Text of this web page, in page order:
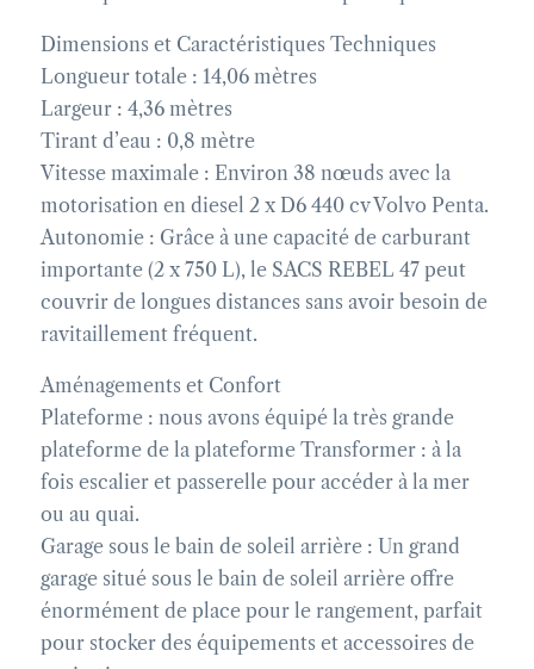
Dimensions et Caractéristiques Techniques
Longueur totale : 14,06 mètres
Largeur : 4,36 mètres
Tirant d’eau : 0,8 mètre
Vitesse maximale : Environ 38 nœuds avec la
motorisation en diesel 2 x D6 440 cv Volvo Penta.
Autonomie : Grâce à une capacité de carburant
importante (2 x 750 L), le SACS REBEL 47 peut
couvrir de longues distances sans avoir besoin de
ravitaillement fréquent.
Aménagements et Confort
Plateforme : nous avons équipé la très grande
plateforme de la plateforme Transformer : à la
fois escalier et passerelle pour accéder à la mer
ou au quai.
Garage sous le bain de soleil arrière : Un grand
garage situé sous le bain de soleil arrière offre
énormément de place pour le rangement, parfait
pour stocker des équipements et accessoires de